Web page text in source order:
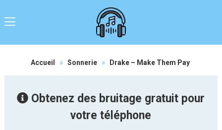
Accueil » Sonnerie » Drake – Make Them Pay
Obtenez des bruitage gratuit pour
votre téléphone